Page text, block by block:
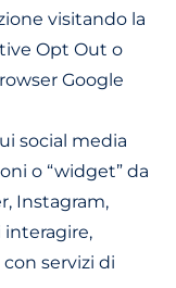
visitando la
Opt Out o
Google
social media
o “widget” da
Instagram,
interagire,
servizi di